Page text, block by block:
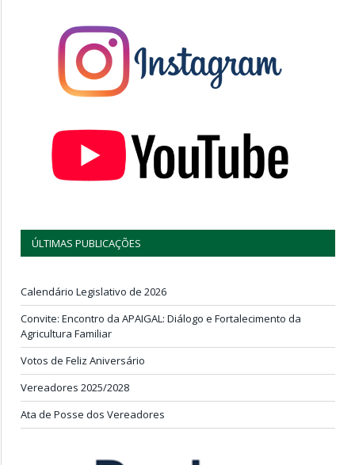
ÚLTIMAS PUBLICAÇÕES
Calendário Legislativo de 2026
Convite: Encontro da APAIGAL: Diálogo e Fortalecimento da
Agricultura Familiar
Votos de Feliz Aniversário
Vereadores 2025/2028
Ata de Posse dos Vereadores